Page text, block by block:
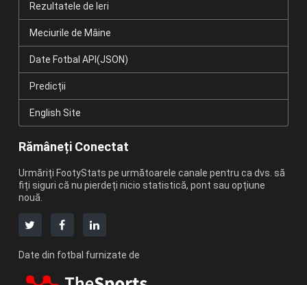
Rezultatele de Ieri
Meciurile de Mâine
Date Fotbal API(JSON)
Predicții
English Site
Rămâneți Conectat
Urmăriți FootyStats pe următoarele canale pentru ca dvs. să
fiți siguri că nu pierdeți nicio statistică, pont sau opțiune
nouă.
Date din fotbal furnizate de